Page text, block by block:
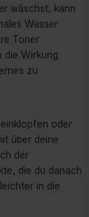
wäschst, kann
Wasser
Toner
die Wirkung
zu
oder
über deine
der
die du danach
in die